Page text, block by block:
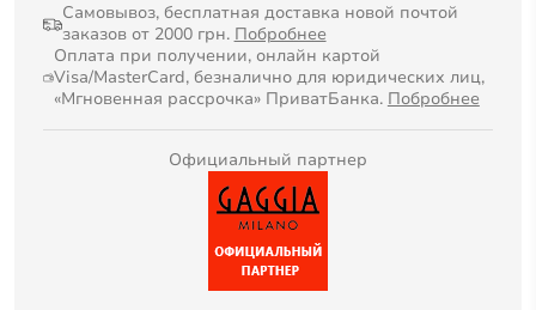
Самовывоз, бесплатная доставка новой почтой
заказов от 2000 грн. Побробнее
Оплата при получении, онлайн картой
Visa/MasterCard, безналично для юридических лиц,
«Мгновенная рассрочка» ПриватБанка. Побробнее
Официальный партнер